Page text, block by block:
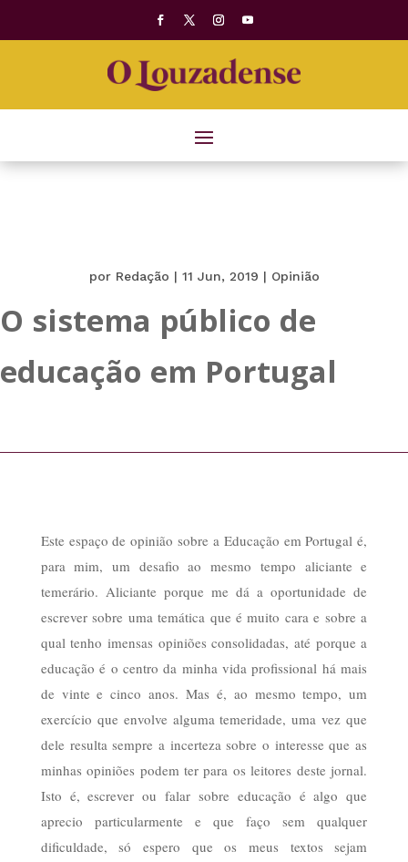
por Redação | 11 Jun, 2019 | Opinião
O sistema público de
educação em Portugal
Este espaço de opinião sobre a Educação em Portugal é,
para mim, um desafio ao mesmo tempo aliciante e
temerário. Aliciante porque me dá a oportunidade de
escrever sobre uma temática que é muito cara e sobre a
qual tenho imensas opiniões consolidadas, até porque a
educação é o centro da minha vida profissional há mais
de vinte e cinco anos. Mas é, ao mesmo tempo, um
exercício que envolve alguma temeridade, uma vez que
dele resulta sempre a incerteza sobre o interesse que as
minhas opiniões podem ter para os leitores deste jornal.
Isto é, escrever ou falar sobre educação é algo que
aprecio particularmente e que faço sem qualquer
dificuldade, só espero que os meus textos sejam